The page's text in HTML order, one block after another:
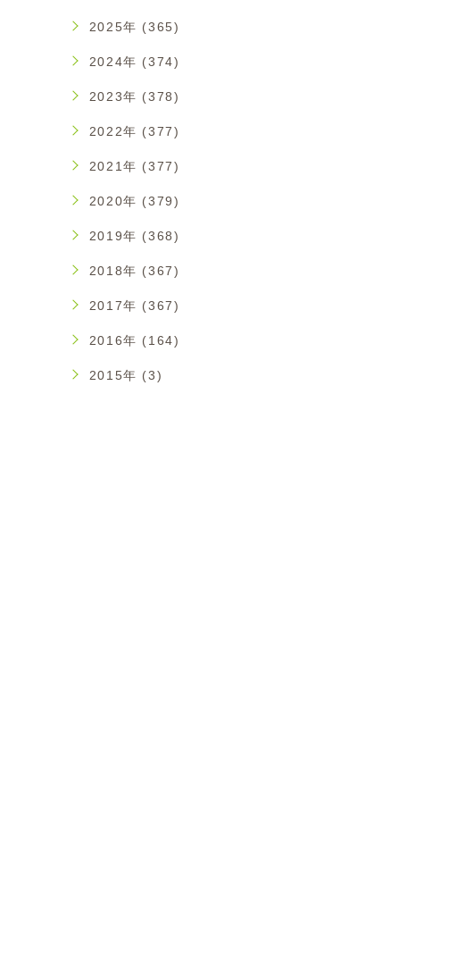
2025年 (365)
2024年 (374)
2023年 (378)
2022年 (377)
2021年 (377)
2020年 (379)
2019年 (368)
2018年 (367)
2017年 (367)
2016年 (164)
2015年 (3)